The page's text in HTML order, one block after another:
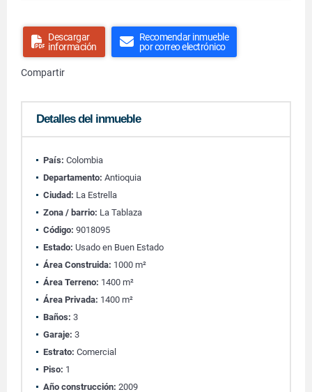
Descargar
información
Recomendar inmueble
por correo electrónico
Compartir
Detalles del inmueble
País: Colombia
Departamento: Antioquia
Ciudad: La Estrella
Zona / barrio: La Tablaza
Código: 9018095
Estado: Usado en Buen Estado
Área Construida: 1000 m²
Área Terreno: 1400 m²
Área Privada: 1400 m²
Baños: 3
Garaje: 3
Estrato: Comercial
Piso: 1
Año construcción: 2009